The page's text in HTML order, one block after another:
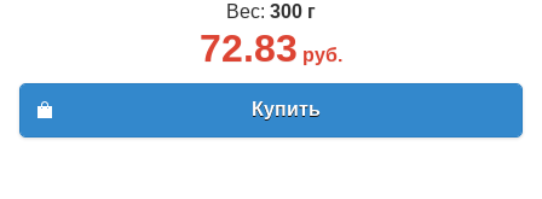
Вес: 300 г
72.83 руб.
Купить